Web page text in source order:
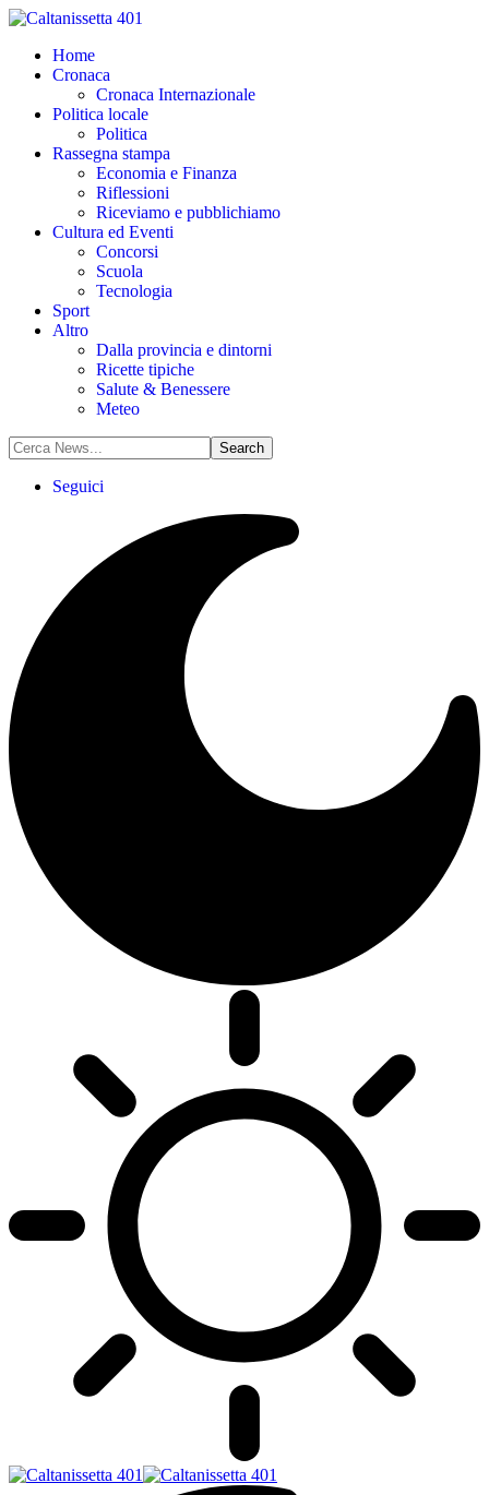
Home
Cronaca
Cronaca Internazionale
Politica locale
Politica
Rassegna stampa
Economia e Finanza
Riflessioni
Riceviamo e pubblichiamo
Cultura ed Eventi
Concorsi
Scuola
Tecnologia
Sport
Altro
Dalla provincia e dintorni
Ricette tipiche
Salute & Benessere
Meteo
Seguici